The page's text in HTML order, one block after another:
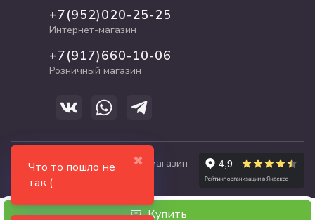
✖
Что то пошло не
так (
Купить
График работы
Полезные статьи
Для кошек
Для собак
Для грызунов
Для рыб и рептилий
+7(952)020-25-25
Интернет-магазин
+7(917)660-10-06
Розничный магазин
© 2017-2026 zooshop21.ru - магазин
зоотоваров в Чебоксарах